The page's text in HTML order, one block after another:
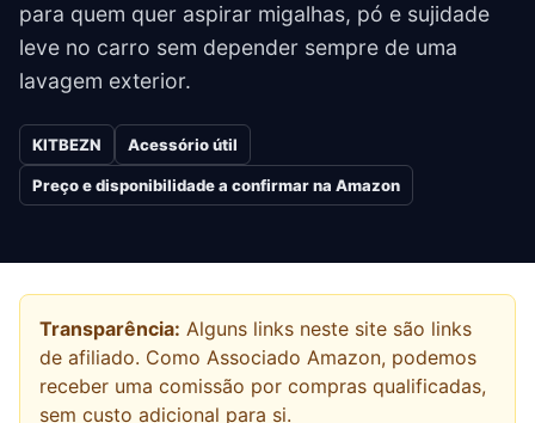
para quem quer aspirar migalhas, pó e sujidade
leve no carro sem depender sempre de uma
lavagem exterior.
KITBEZN Acessório útil
Preço e disponibilidade a confirmar na Amazon
Transparência: Alguns links neste site são links
de afiliado. Como Associado Amazon, podemos
receber uma comissão por compras qualificadas,
sem custo adicional para si.